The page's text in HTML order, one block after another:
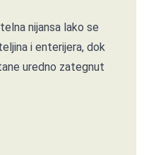
nijansa lako se
i enterijera, dok
uredno zategnut